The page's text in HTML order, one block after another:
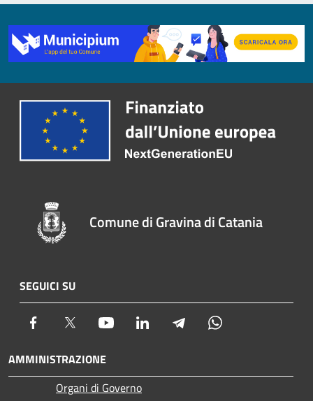
Comune di Gravina di Catania
SEGUICI SU
Facebook Twitter Youtube LinkedIn Telegram
AMMINISTRAZIONE
Organi di Governo